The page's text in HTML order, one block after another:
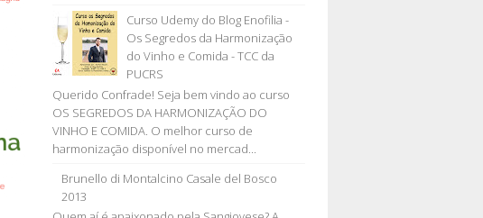
Curso Udemy do Blog Enofilia -
Os Segredos da Harmonização
do Vinho e Comida - TCC da
PUCRS
Querido Confrade! Seja bem vindo ao curso
OS SEGREDOS DA HARMONIZAÇÃO DO
VINHO E COMIDA. O melhor curso de
harmonização disponível no mercad...
Brunello di Montalcino Casale del Bosco
2013